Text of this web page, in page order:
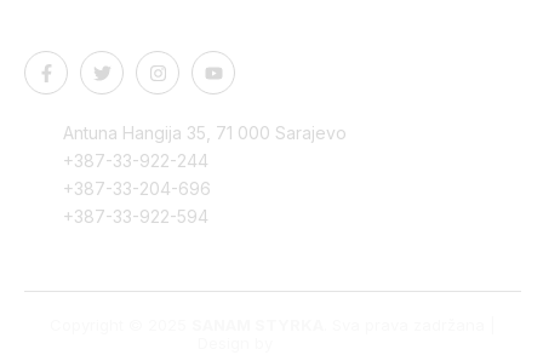
Antuna Hangija 35, 71 000 Sarajevo
+387-33-922-244
+387-33-204-696
+387-33-922-594